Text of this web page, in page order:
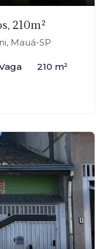
210m²
Mauá-SP
210 m²